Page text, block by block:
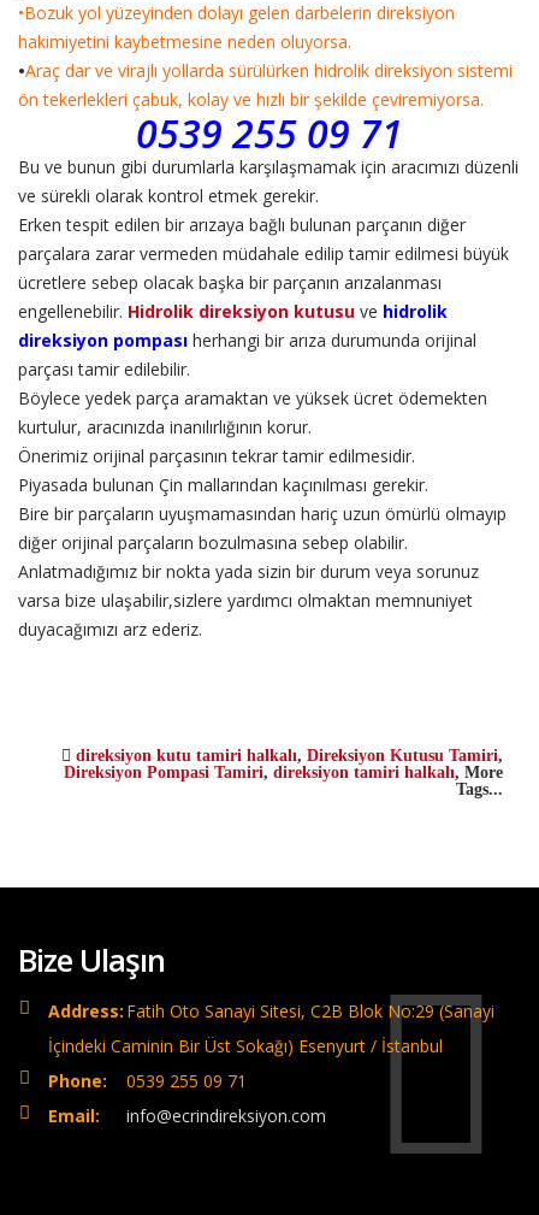
•Bozuk yol yüzeyinden dolayı gelen darbelerin direksiyon
hakimiyetini kaybetmesine neden oluyorsa.
•Araç dar ve virajlı yollarda sürülürken hidrolik direksiyon sistemi
ön tekerlekleri çabuk, kolay ve hızlı bir şekilde çeviremiyorsa.
0539 255 09 71
Bu ve bunun gibi durumlarla karşılaşmamak için aracımızı düzenli
ve sürekli olarak kontrol etmek gerekir.
Erken tespit edilen bir arızaya bağlı bulunan parçanın diğer
parçalara zarar vermeden müdahale edilip tamir edilmesi büyük
ücretlere sebep olacak başka bir parçanın arızalanması
engellenebilir. Hidrolik direksiyon kutusu ve hidrolik
direksiyon pompası herhangi bir arıza durumunda orijinal
parçası tamir edilebilir.
Böylece yedek parça aramaktan ve yüksek ücret ödemekten
kurtulur, aracınızda inanılırlığının korur.
Önerimiz orijinal parçasının tekrar tamir edilmesidir.
Piyasada bulunan Çin mallarından kaçınılması gerekir.
Bire bir parçaların uyuşmamasından hariç uzun ömürlü olmayıp
diğer orijinal parçaların bozulmasına sebep olabilir.
Anlatmadığımız bir nokta yada sizin bir durum veya sorunuz
varsa bize ulaşabilir,sizlere yardımcı olmaktan memnuniyet
duyacağımızı arz ederiz.
direksiyon kutu tamiri halkalı, Direksiyon Kutusu Tamiri,
Direksiyon Pompasi Tamiri, direksiyon tamiri halkalı, More
Tags...
Bize Ulaşın
Address: Fatih Oto Sanayi Sitesi, C2B Blok No:29 (Sanayi
İçindeki Caminin Bir Üst Sokağı) Esenyurt / İstanbul
Phone:
0539 255 09 71
Email:
info@ecrindireksiyon.com